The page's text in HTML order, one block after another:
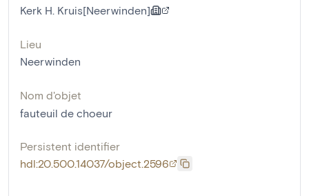
Kerk H. Kruis[Neerwinden]
Lieu
Neerwinden
Nom d'objet
fauteuil de choeur
Persistent identifier
hdl:20.500.14037/object.2596